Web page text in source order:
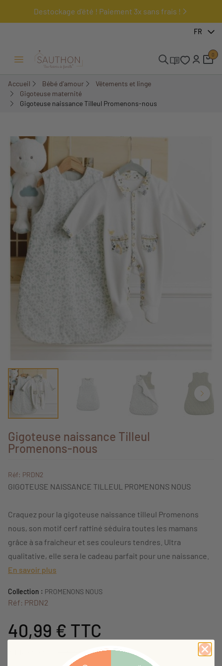
Destockage d'été ! Paiement 3x sans frais !
FR
Ouvrir/Fermer menu
0
Accueil Bébé d'amour
Vêtements et linge
Gigoteuse maternité
Gigoteuse naissance Tilleul Promenons-nous
Gigoteuse naissance Tilleul
Promenons-nous
Réf: PRDN2
GIGOTEUSE NAISSANCE TILLEUL PROMENONS NOUS
Craquez pour la gigoteuse naissance tilleul Promenons
nous, son motif cerf raffiné séduira toutes les mamans
grâce à sa fraicheur et ses couleurs tendres. Ultra
qualitative, elle sera le cadeau parfait pour une naissance.
En savoir plus
Collection : PROMENONS NOUS
Réf: PRDN2
40,99 € TTC
49,99 € -18%